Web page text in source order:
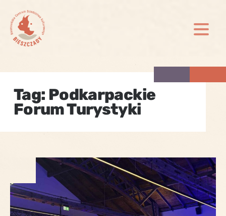
content
Tag: Podkarpackie
Forum Turystyki